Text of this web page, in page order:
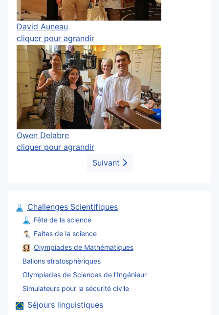
David Auneau
cliquer pour agrandir
Owen Delabre
cliquer pour agrandir
Suivant
Challenges Scientifiques
Fête de la science
Faites de la science
Olympiades de Mathématiques
Ballons stratosphèriques
Olympiades de Sciences de l’Ingénieur
Simulateurs pour la sécurité civile
Séjours linguistiques